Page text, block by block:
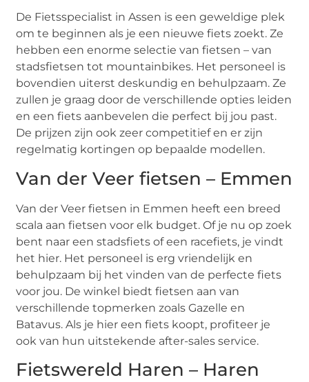
De Fietsspecialist in Assen is een geweldige plek
om te beginnen als je een nieuwe fiets zoekt. Ze
hebben een enorme selectie van fietsen – van
stadsfietsen tot mountainbikes. Het personeel is
bovendien uiterst deskundig en behulpzaam. Ze
zullen je graag door de verschillende opties leiden
en een fiets aanbevelen die perfect bij jou past.
De prijzen zijn ook zeer competitief en er zijn
regelmatig kortingen op bepaalde modellen.
Van der Veer fietsen – Emmen
Van der Veer fietsen in Emmen heeft een breed
scala aan fietsen voor elk budget. Of je nu op zoek
bent naar een stadsfiets of een racefiets, je vindt
het hier. Het personeel is erg vriendelijk en
behulpzaam bij het vinden van de perfecte fiets
voor jou. De winkel biedt fietsen aan van
verschillende topmerken zoals Gazelle en
Batavus. Als je hier een fiets koopt, profiteer je
ook van hun uitstekende after-sales service.
Fietswereld Haren – Haren